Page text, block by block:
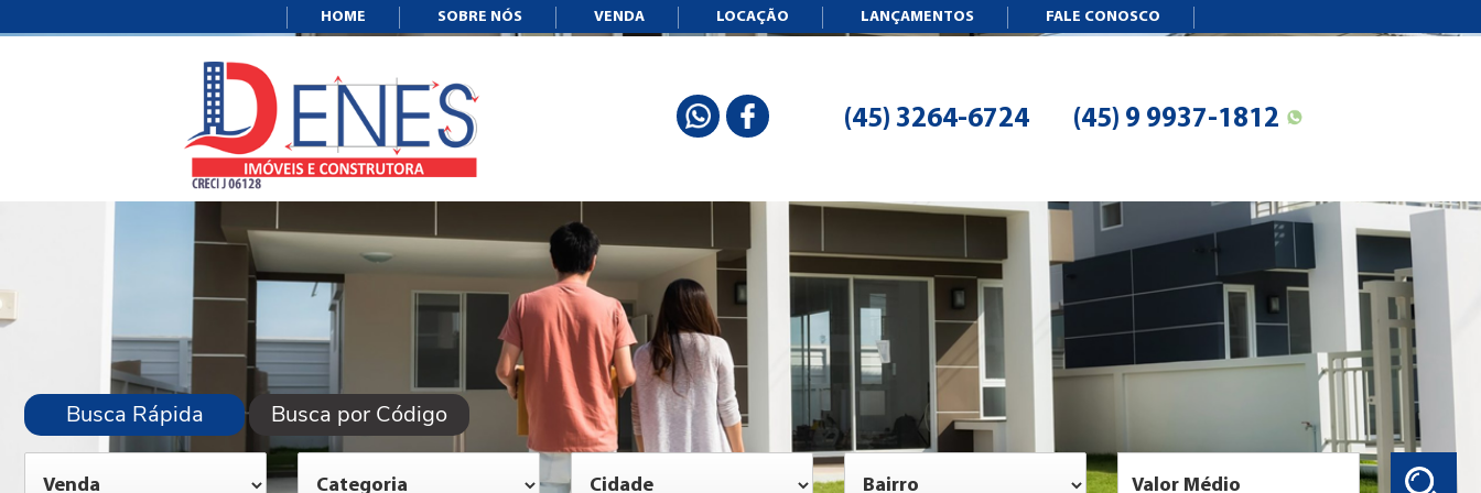
HOME SOBRE NÓS VENDA LOCAÇÃO LANÇAMENTOS FALE CONOSCO
(45) 3264-6724 (45) 9 9937-1812
Busca Rápida Busca por Código